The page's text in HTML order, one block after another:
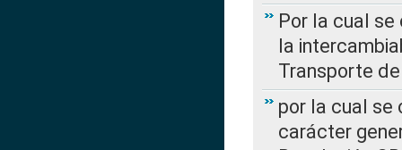
Por la cual
la
Transporte
por la cual se
carácter